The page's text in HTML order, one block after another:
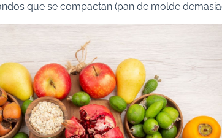
que se compactan (pan de molde